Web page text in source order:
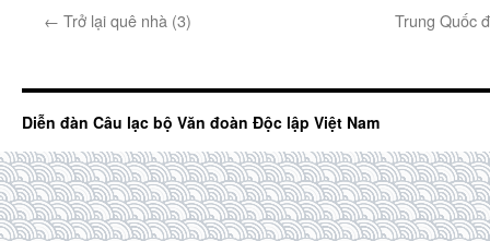
← Trở lại quê nhà (3) Trung Quốc
Diễn đàn Câu lạc bộ Văn đoàn Độc lập Việt Nam